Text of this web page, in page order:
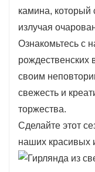
камина, который
излучая
Ознакомьтесь с
рождественских
своим
свежесть и
торжества.
Сделайте этот
наших красивых